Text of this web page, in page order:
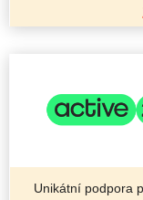
Unikátní podpora